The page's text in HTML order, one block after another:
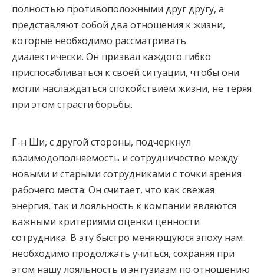
полностью противоположными друг другу, а
представляют собой два отношения к жизни,
которые необходимо рассматривать
диалектически. Он призвал каждого гибко
приспосабливаться к своей ситуации, чтобы они
могли наслаждаться спокойствием жизни, не теряя
при этом страсти борьбы.
Г-н Ши, с другой стороны, подчеркнул
взаимодополняемость и сотрудничество между
новыми и старыми сотрудниками с точки зрения
рабочего места. Он считает, что как свежая
энергия, так и лояльность к компании являются
важными критериями оценки ценности
сотрудника. В эту быстро меняющуюся эпоху нам
необходимо продолжать учиться, сохраняя при
этом нашу лояльность и энтузиазм по отношению